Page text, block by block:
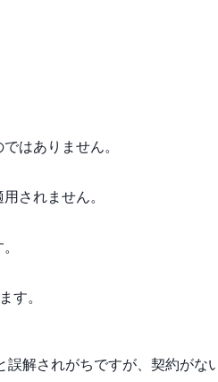
はありません。
されません。
す。
解されがちですが、契約がな